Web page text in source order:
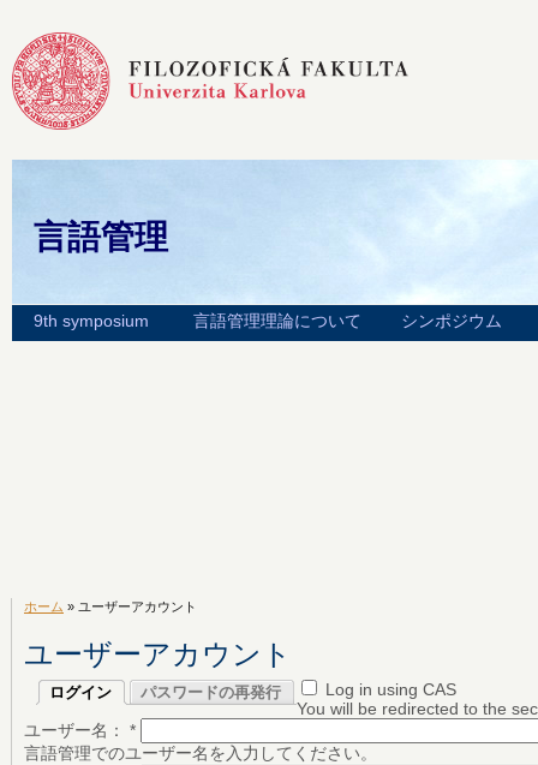
言語管理
9th symposium 言語管理理論について シンポジウム
ホーム » ユーザーアカウント
ユーザーアカウント
ログイン パスワードの再発行
Log in using CAS
You will be redirected to the
ユーザー名： *
言語管理でのユーザー名を入力してください。